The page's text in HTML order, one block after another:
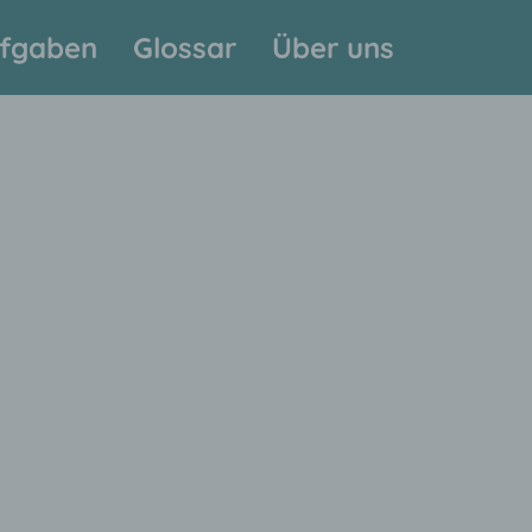
Glossar Über uns